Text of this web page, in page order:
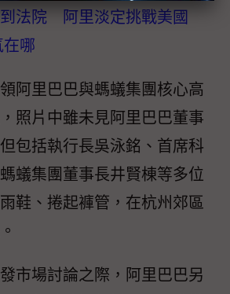
法院 阿里淡定挑戰美國
在哪
阿里巴巴與螞蟻集團核心高
照片中雖未見阿里巴巴董事
包括執行長吳泳銘、首席科
蟻集團董事長井賢棟等多位
鞋、捲起褲管，在杭州郊區
市場討論之際，阿里巴巴另